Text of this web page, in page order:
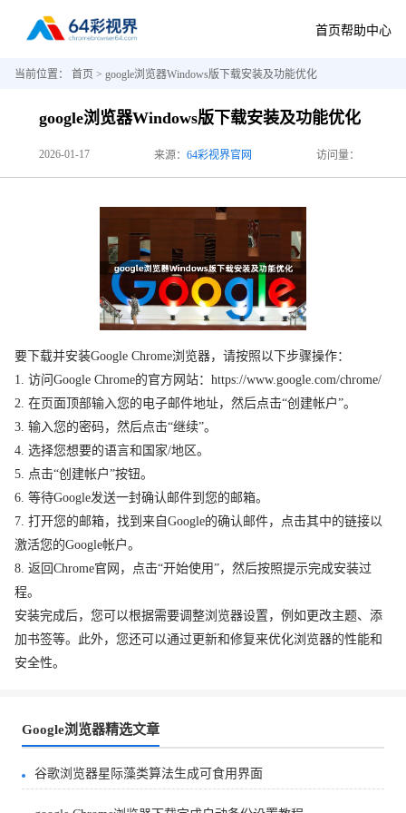
首页帮助中心
当前位置： 首页 > google浏览器Windows版下载安装及功能优化
google浏览器Windows版下载安装及功能优化
2026-01-17 来源： 64彩视界官网 访问量：
要下载并安装Google Chrome浏览器，请按照以下步骤操作：
1. 访问Google Chrome的官方网站：https://www.google.com/chrome/
2. 在页面顶部输入您的电子邮件地址，然后点击“创建帐户”。
3. 输入您的密码，然后点击“继续”。
4. 选择您想要的语言和国家/地区。
5. 点击“创建帐户”按钮。
6. 等待Google发送一封确认邮件到您的邮箱。
7. 打开您的邮箱，找到来自Google的确认邮件，点击其中的链接以
激活您的Google帐户。
8. 返回Chrome官网，点击“开始使用”，然后按照提示完成安装过
程。
安装完成后，您可以根据需要调整浏览器设置，例如更改主题、添
加书签等。此外，您还可以通过更新和修复来优化浏览器的性能和
安全性。
Google浏览器精选文章
谷歌浏览器星际藻类算法生成可食用界面